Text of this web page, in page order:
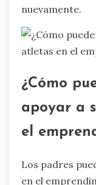
nuevamente.
¿Cómo
apoyar a
el
Los padres
en el